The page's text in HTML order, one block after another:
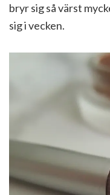
bryr sig så värst
sig i vecken.